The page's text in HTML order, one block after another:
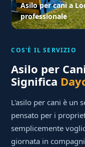
Asilo per cani a
professionale
COS'È IL SERVIZIO
Asilo per
Significa
L'asilo per cani è un
pensato per i
semplicemente
giornata in